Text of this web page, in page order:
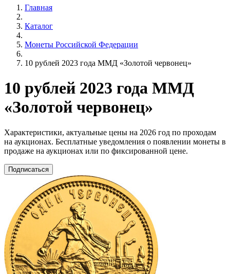
Главная
Каталог
Монеты Российской Федерации
10 рублей 2023 года ММД «Золотой червонец»
10 рублей 2023 года ММД
«Золотой червонец»
Характеристики, актуальные цены на 2026 год по проходам
на аукционах. Бесплатные уведомления о появлении монеты в
продаже на аукционах или по фиксированной цене.
Подписаться